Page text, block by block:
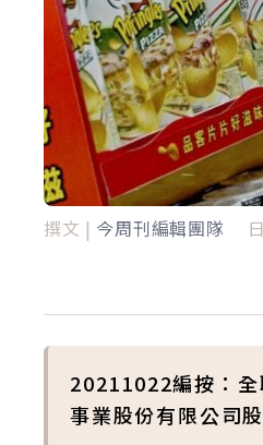
撰文 | 今周刊編輯團隊
20211022編按：
事業股份有限公司股